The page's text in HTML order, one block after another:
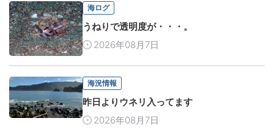
海ログ
うねりで透明度が・・・。
2026年08月7日
海況情報
昨日よりウネリ入ってます
2026年08月7日